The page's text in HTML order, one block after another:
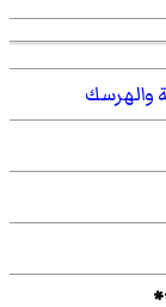
والهرسك